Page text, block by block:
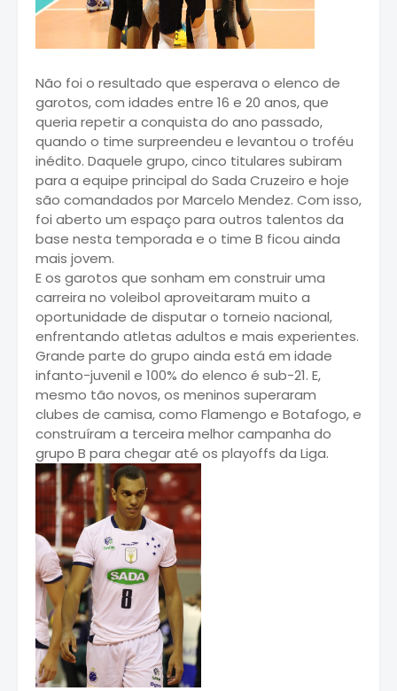
Não foi o resultado que esperava o elenco de
garotos, com idades entre 16 e 20 anos, que
queria repetir a conquista do ano passado,
quando o time surpreendeu e levantou o troféu
inédito. Daquele grupo, cinco titulares subiram
para a equipe principal do Sada Cruzeiro e hoje
são comandados por Marcelo Mendez. Com isso,
foi aberto um espaço para outros talentos da
base nesta temporada e o time B ficou ainda
mais jovem.
E os garotos que sonham em construir uma
carreira no voleibol aproveitaram muito a
oportunidade de disputar o torneio nacional,
enfrentando atletas adultos e mais experientes.
Grande parte do grupo ainda está em idade
infanto-juvenil e 100% do elenco é sub-21. E,
mesmo tão novos, os meninos superaram
clubes de camisa, como Flamengo e Botafogo, e
construíram a terceira melhor campanha do
grupo B para chegar até os playoffs da Liga.